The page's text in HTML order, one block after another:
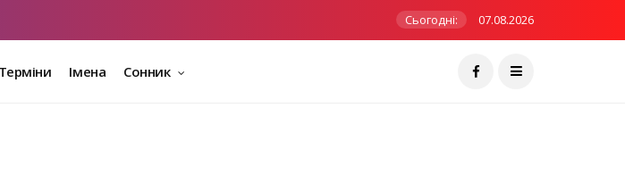
Сьогодні: 07.08.2026
Терміни Імена Сонник